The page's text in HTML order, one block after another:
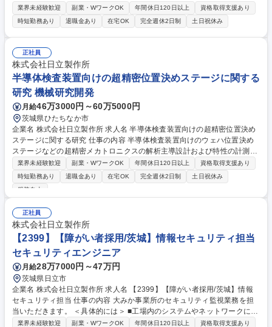
を検討するメンバーとして参画し、将来的に必要となる技術要素の選択や
有効性を調査する。また、将来的に政府系金融機関や 民間の金融事業者に
提供するソリューションやサービスを企画・立案し、その開発をリードす
る立場を期待します。【詳細】■デジタル通貨やデジタル決済の未来予想
を営業、マーケティング、企画部署と連携し業務を推進。■デジタル通
貨・デジタル決済に関する新規ソリューションやサービスを立案し開発を
推進。各金融機関へ当該のソリューション・サービスを導入するためのイ
ンフラ設計・アーキテクチャ設計の提案と構築を行う。 募集職種 OSS、
ブロックチェーン、Web3、NFT等デジタル決済にかかわる企画・開発
業界未経験歓迎 副業・WワークOK 年間休日120日以上
資格取得支援あり
時短勤務あり
退職金あり 在宅OK 完全週休2日制 土日祝休み
正社員
株式会社日立製作所
半導体検査装置向けの超精密位置決めステージに関する
研究 機械研究開発
月給46万3000円～60万5000円
茨城県ひたちなか市
企業名 株式会社日立製作所 求人名 半導体検査装置向けの超精密位置決め
ステージに関する研究 仕事の内容 半導体検査装置向けのウェハ位置決め
ステージなどの超精密メカトロニクスの解析主導設計および特性の計測や
評価（振動、磁場、熱など） ・CADを用いた位置決めステージの設計・
製作（3Dモデルの作成から部品 製作のための図面作成および手配、組
立、配線など） ・解析ソフトを用いたステージ機構の振動解析や磁場解析
など） ・測定器を用いた特性評価（レーザ干渉計や加速度センサによる振
動計測、磁場センサによる磁束密度分布の計測など）・研究報告書の作
成、特許アイデア創出および明細の執筆、学会発表や論文執筆 募集職種
半導体検査装置向けの超精密位置決めステージに関する研究
業界未経験歓迎 副業・WワークOK 年間休日120日以上
資格取得支援あり
時短勤務あり
退職金あり 在宅OK 完全週休2日制
土日祝休み
服装自由
正社員
株式会社日立製作所
【2399】【障がい者採用/茨城】情報セキュリティ担当
セキュリティエンジニア
月給28万7000円～47万円
茨城県日立市
企業名 株式会社日立製作所 求人名 【2399】【障がい者採用/茨城】情報
セキュリティ担当 仕事の内容 大みか事業所のセキュリティ監視業務を担
当いただきます。 ＜具体的には＞ ■工場内のシステムやネットワークに異
常がないかを監視する業務 ■セキュリティに関するアラート（警告）を確
業界未経験歓迎 副業・WワークOK 年間休日120日以上
資格取得支援あり